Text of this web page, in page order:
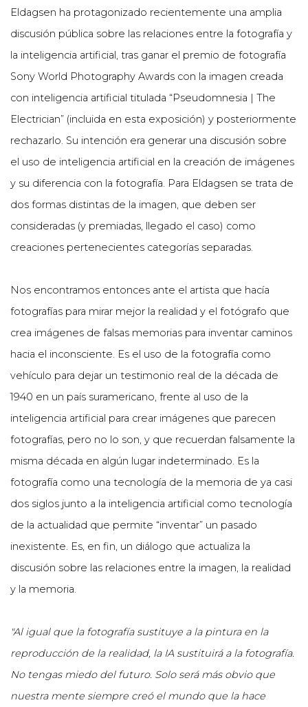
Eldagsen ha protagonizado recientemente una amplia
discusión pública sobre las relaciones entre la fotografía y
la inteligencia artificial, tras ganar el premio de fotografía
Sony World Photography Awards con la imagen creada
con inteligencia artificial titulada “Pseudomnesia | The
Electrician” (incluida en esta exposición) y posteriormente
rechazarlo. Su intención era generar una discusión sobre
el uso de inteligencia artificial en la creación de imágenes
y su diferencia con la fotografía. Para Eldagsen se trata de
dos formas distintas de la imagen, que deben ser
consideradas (y premiadas, llegado el caso) como
creaciones pertenecientes categorías separadas.
Nos encontramos entonces ante el artista que hacía
fotografías para mirar mejor la realidad y el fotógrafo que
crea imágenes de falsas memorias para inventar caminos
hacia el inconsciente. Es el uso de la fotografía como
vehículo para dejar un testimonio real de la década de
1940 en un país suramericano, frente al uso de la
inteligencia artificial para crear imágenes que parecen
fotografías, pero no lo son, y que recuerdan falsamente la
misma década en algún lugar indeterminado. Es la
fotografía como una tecnología de la memoria de ya casi
dos siglos junto a la inteligencia artificial como tecnología
de la actualidad que permite “inventar” un pasado
inexistente. Es, en fin, un diálogo que actualiza la
discusión sobre las relaciones entre la imagen, la realidad
y la memoria.
"Al igual que la fotografía sustituye a la pintura en la
reproducción de la realidad, la IA sustituirá a la fotografía.
No tengas miedo del futuro. Solo será más obvio que
nuestra mente siempre creó el mundo que la hace